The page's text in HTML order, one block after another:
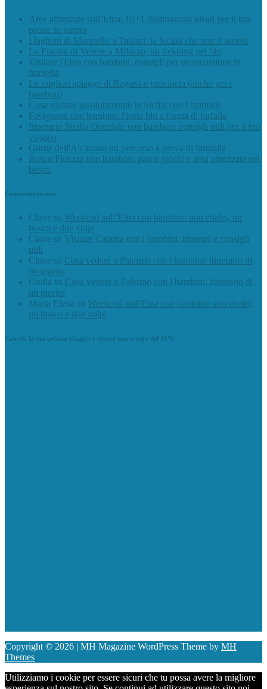
Aree attrezzate sull’Etna: 10+1 destinazioni ideali per il tuo
picnic in natura
I laghetti di Marinello a Tindari: la Sicilia che non ti aspetti
La Piscina di Venere a Milazzo, un trekking nel blu
Visitare l'Etna con bambini: consigli per un'escursione in
famiglia
Le migliori spiagge di Ragusa e provincia (anche per i
bambini)
Cosa visitare assolutamente in Sicilia con i bambini
Favignana con bambini: l'isola blu a forma di farfalla
Itinerario Sicilia Orientale con bambini: consigli utili per il tuo
viaggio
Gurne dell'Alcantara un percorso a prova di famiglia
Bosco Ficuzza con bambini: parco giochi e area attrezzata nel
bosco
Commenti recenti
Claire su Weekend sull’Etna con bambini: uno chalet, un
bosco e due volpi
Claire su Visitare Catania con i bambini: itinerari e consigli
utili
Claire su Cosa vedere a Palermo con i bambini: itinerario di
un giorno
Giulia su Cosa vedere a Palermo con i bambini: itinerario di
un giorno
Maria Elena su Weekend sull’Etna con bambini: uno chalet,
un bosco e due volpi
Calcola la tua polizza viaggio e ottieni uno sconto del 10%
Copyright © 2026 | MH Magazine WordPress Theme by MH
Themes
Utilizziamo i cookie per essere sicuri che tu possa avere la migliore